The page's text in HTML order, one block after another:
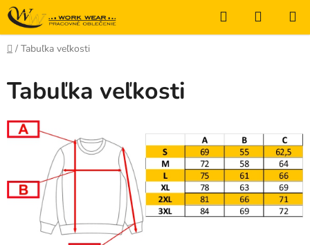
Prejsť
na
obsah
Hľadať
KOŠÍK
Domov
/ Tabuľka veľkosti
Tabuľka veľkosti